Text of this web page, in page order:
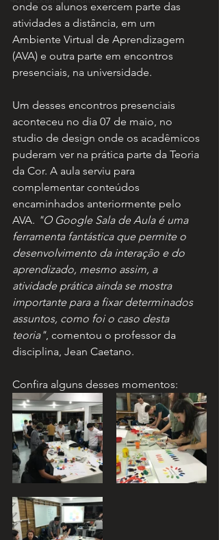
onde os alunos exercem parte das
atividades a distância, em um
Ambiente Virtual de Aprendizagem
(AVA) e outra parte em encontros
presenciais, na universidade.
Um desses encontros presenciais
aconteceu no dia 07 de maio, no
studio de design onde os acadêmicos
puderam ver na prática parte da Teoria
da Cor. A aula serviu para
complementar conteúdos
encaminhados anteriormente pelo
AVA. "O Google Sala de Aula é uma
ferramenta fantástica que permite o
desenvolvimento da interação e do
aprendizado, mesmo assim, a
atividade prática ainda se mostra
importante para a fixar determinados
assuntos, como foi o caso desta
teoria", comentou o professor da
disciplina, Jean Caetano.
Confira alguns desses momentos: